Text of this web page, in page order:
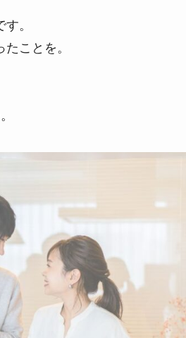
。
ことを。